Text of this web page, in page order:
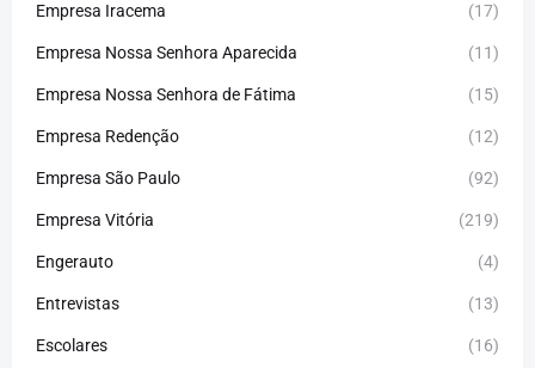
Empresa Iracema (17)
Empresa Nossa Senhora Aparecida (11)
Empresa Nossa Senhora de Fátima (15)
Empresa Redenção (12)
Empresa São Paulo (92)
Empresa Vitória (219)
Engerauto (4)
Entrevistas (13)
Escolares (16)